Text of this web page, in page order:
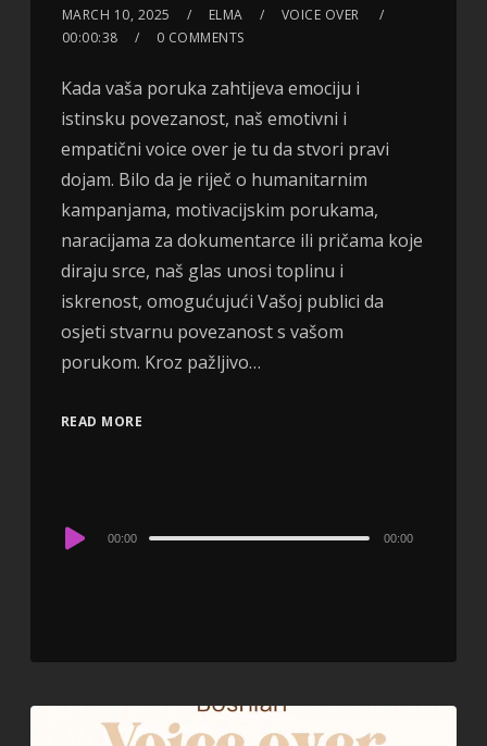
MARCH 10, 2025 ELMA
VOICE OVER
00:00:38
0 COMMENTS
Kada vaša poruka zahtijeva emociju i
istinsku povezanost, naš emotivni i
empatični voice over je tu da stvori pravi
dojam. Bilo da je riječ o humanitarnim
kampanjama, motivacijskim porukama,
naracijama za dokumentarce ili pričama koje
diraju srce, naš glas unosi toplinu i
iskrenost, omogućujući Vašoj publici da
osjeti stvarnu povezanost s vašom
porukom. Kroz pažljivo…
READ MORE
Audio
00:00 00:00